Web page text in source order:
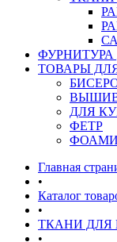
ТОВАРЫ
ДЛЯ
ФЕТР
Главная
•
Каталог
•
ТКАНИ ДЛЯ
•